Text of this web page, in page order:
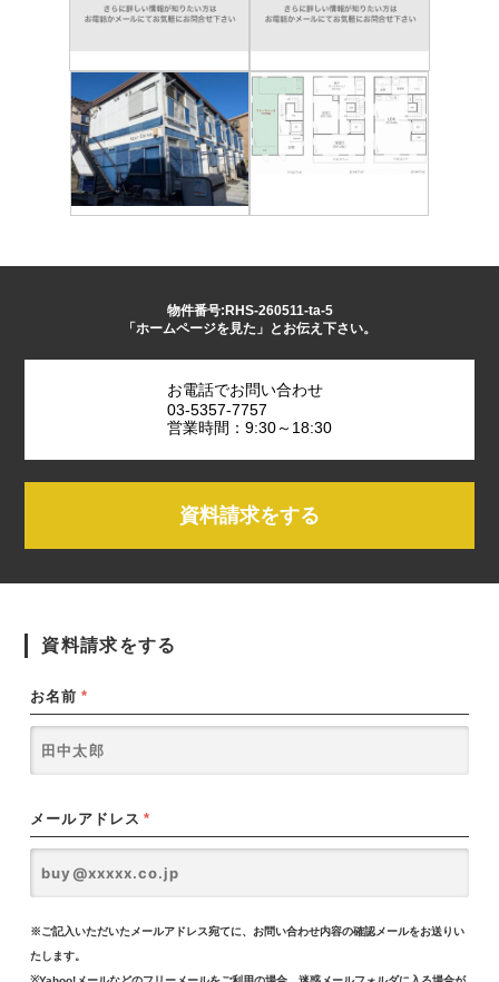
物件番号:RHS-260511-ta-5
「ホームページを見た」とお伝え下さい。
お電話でお問い合わせ
03-5357-7757
営業時間：9:30～18:30
資料請求をする
資料請求をする
お名前 *
メールアドレス *
※ご記入いただいたメールアドレス宛てに、お問い合わせ内容の確認メールをお送りい
たします。